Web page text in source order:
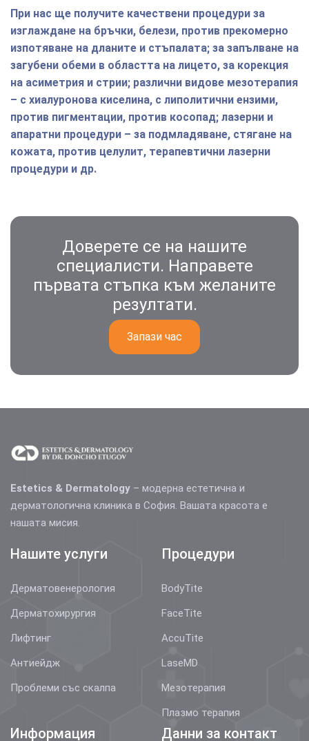
При нас ще получите качествени процедури за
изглаждане на бръчки, белези, против прекомерно
изпотяване на дланите и стъпалата; за запълване на
загубени обеми в областта на лицето, за корекция
на асиметрия и стрии; различни видове мезотерапия
– с хиалуронова киселина, с липолитични ензими,
против пигментации, против косопад; лазерни и
апаратни процедури – за подмладяване, стягане на
кожата, против целулит, терапевтични лазерни
процедури и др.
Доверете се на нашите
специалисти. Направете
първата стъпка към желаните
резултати.
Запази час
Estetics & Dermatology – модерна естетична и
дерматологична клиника в София. Вашата красота е
нашата мисия.
Нашите услуги
Дерматовенерология
Дерматохирургия
Лифтинг
Антиейдж
Проблеми със скалпа
Процедури
BodyTite
FaceTite
AccuTite
LaseMD
Мезотерапия
Плазмо терапия
Информация Данни за контакт